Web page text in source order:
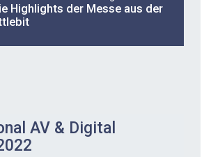
Highlights der Messe aus der
AV & Digital